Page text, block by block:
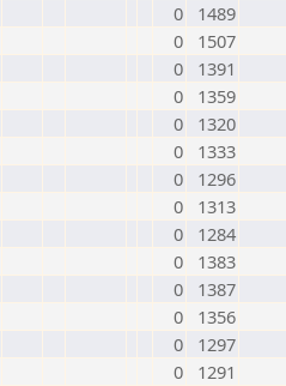
0
1489
0
1507
0
1391
0
1359
0
1320
0
1333
0
1296
0
1313
0
1284
0
1383
0
1387
0
1356
0
1297
0
1291